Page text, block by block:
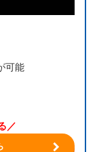
可能
／